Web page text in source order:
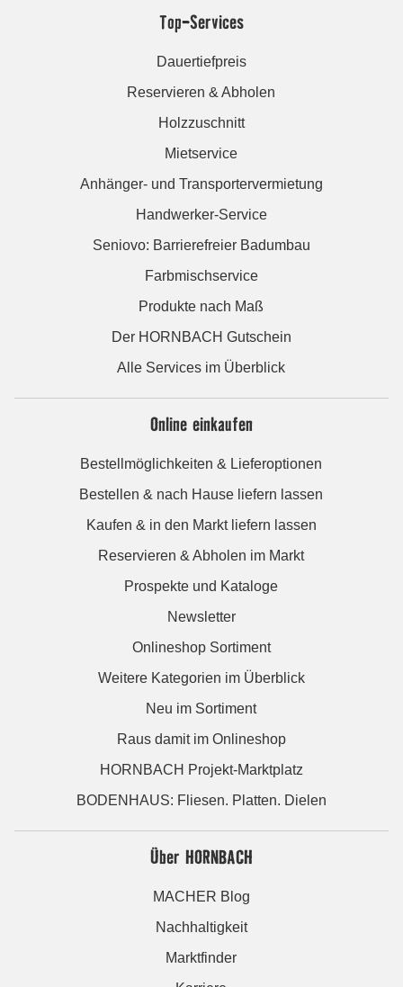
Top-Services
Dauertiefpreis
Reservieren & Abholen
Holzzuschnitt
Mietservice
Anhänger- und Transportervermietung
Handwerker-Service
Seniovo: Barrierefreier Badumbau
Farbmischservice
Produkte nach Maß
Der HORNBACH Gutschein
Alle Services im Überblick
Online einkaufen
Bestellmöglichkeiten & Lieferoptionen
Bestellen & nach Hause liefern lassen
Kaufen & in den Markt liefern lassen
Reservieren & Abholen im Markt
Prospekte und Kataloge
Newsletter
Onlineshop Sortiment
Weitere Kategorien im Überblick
Neu im Sortiment
Raus damit im Onlineshop
HORNBACH Projekt-Marktplatz
BODENHAUS: Fliesen. Platten. Dielen
Über HORNBACH
MACHER Blog
Nachhaltigkeit
Marktfinder